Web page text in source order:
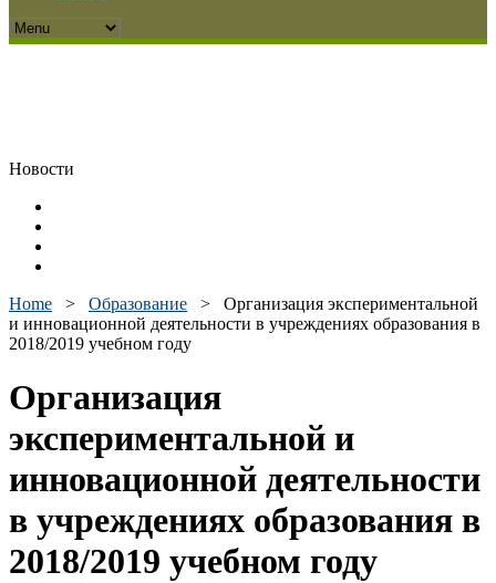
Новости
Home > Образование > Организация экспериментальной
и инновационной деятельности в учреждениях образования в
2018/2019 учебном году
Организация
экспериментальной и
инновационной деятельности
в учреждениях образования в
2018/2019 учебном году